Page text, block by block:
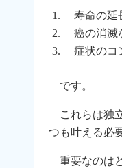
寿命の延
癌の消滅
症状のコ
です。
これらは独
つも叶える必
重要なのは